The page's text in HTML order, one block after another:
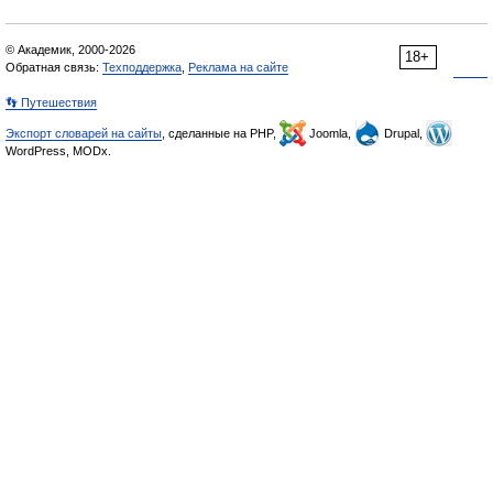
18+
© Академик, 2000-2026
Обратная связь: Техподдержка Реклама на сайте
👣 Путешествия
Экспорт словарей на сайты , сделанные на PHP, Joomla,
Drupal,
WordPress, MODx.